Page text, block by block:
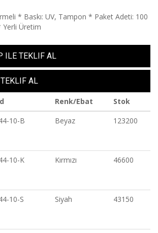
* Baskı: UV, Tampon * Paket Adeti: 100
Üretim
ILE TEKLIF AL
AL
Renk/Ebat
Stok
10-B
Beyaz 123200
10-K Kırmızı 46600
10-S Siyah 43150